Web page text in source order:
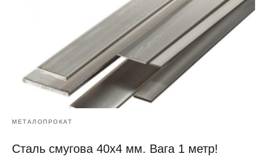
МЕТАЛОПРОКАТ
Сталь смугова 40х4 мм. Вага 1 метр!